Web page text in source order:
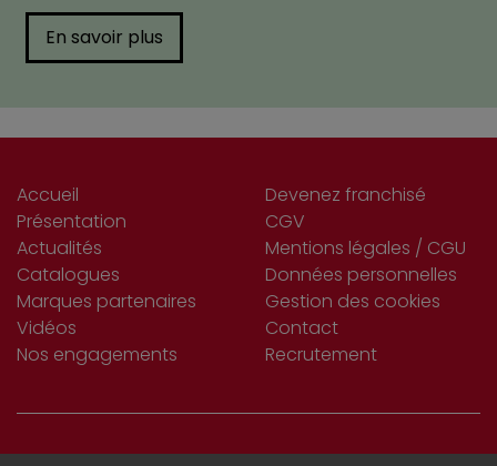
En savoir plus
Accueil
Présentation
Actualités
Catalogues
Marques partenaires
Vidéos
Nos engagements
Devenez franchisé
CGV
Mentions légales / CGU
Données personnelles
Gestion des cookies
Contact
Recrutement